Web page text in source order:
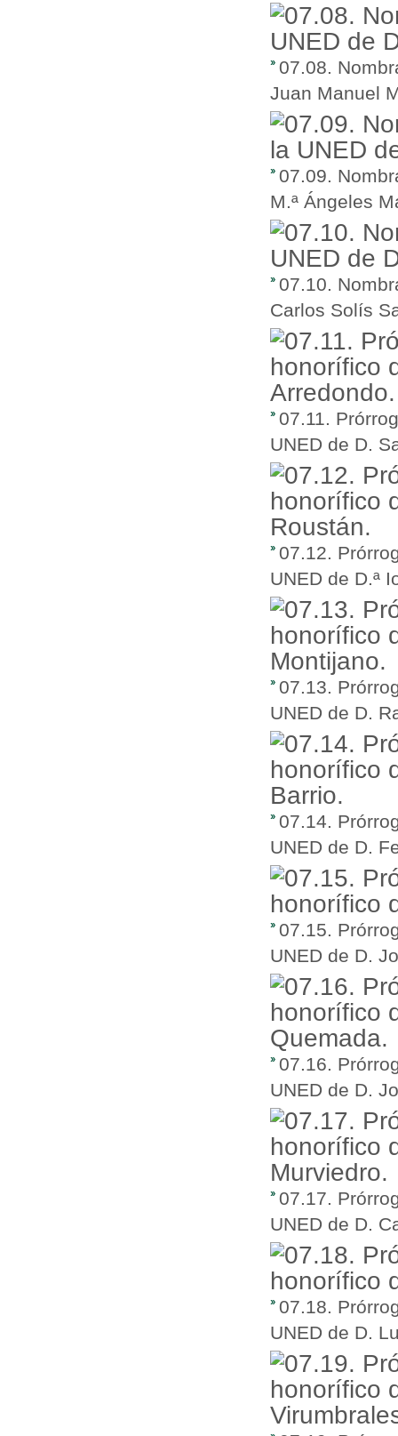
07.08.
Juan Manuel
07.09.
M.ª Ángeles
07.10.
Carlos Solís
07.11.
UNED de D.
07.12.
UNED de D.ª
07.13.
UNED de D.
07.14.
UNED de D.
07.15.
UNED de D.
07.16.
UNED de D.
07.17.
UNED de D.
07.18.
UNED de D.